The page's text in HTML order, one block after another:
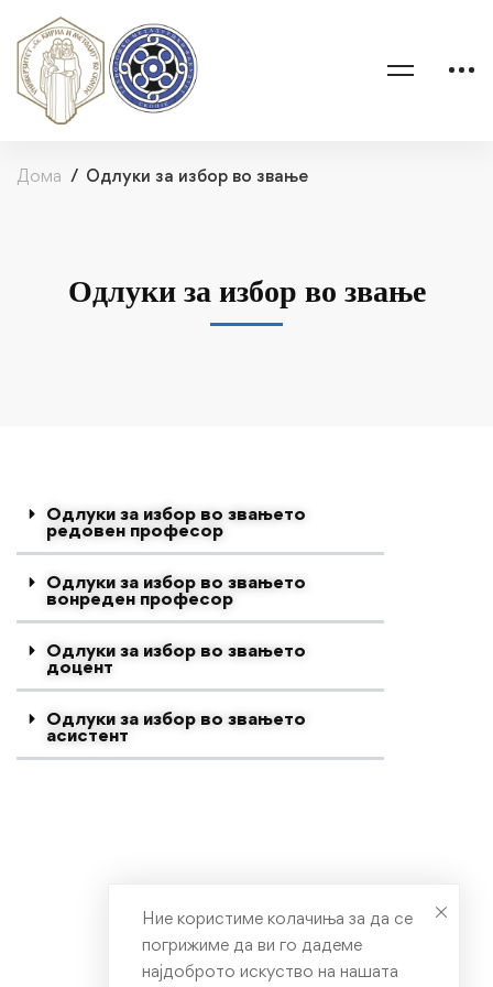
Дома Одлуки за избор во звање
Одлуки за избор во звање
Одлуки за избор во звањето
редовен професор
Одлуки за избор во звањето
вонреден професор
Одлуки за избор во звањето
доцент
Одлуки за избор во звањето
асистент
Ние користиме колачиња за да се
погрижиме да ви го дадеме
најдоброто искуство на нашата